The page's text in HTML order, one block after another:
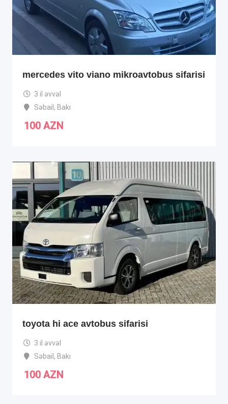
mercedes vito viano mikroavtobus sifarisi
3 il əvvəl
Səbail , Bakı
100 AZN
toyota hi ace avtobus sifarisi
3 il əvvəl
Səbail , Bakı
100 AZN